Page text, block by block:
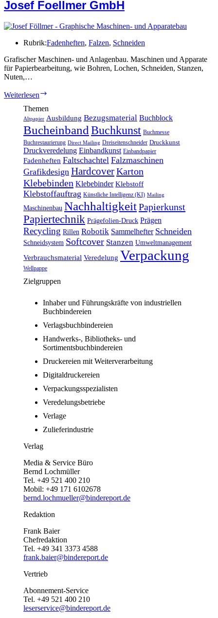
Josef Foellmer GmbH
Rubrik:Fadenheften, Falzen, Schneiden
Grafischer Maschinen- und Anlagenbau. Maschinen und Apparate
für Papierbearbeitung, wie Bohren, Lochen, Schneiden, Stanzen,
Nuten,…
Weiterlesen
GmbH
Themen
Altpapier Ausbildung Bezugsmaterial Buchblock
Bucheinband Buchkunst Buchmesse
Buchrestaurierung Direct Mailing Dreiseitenschneider Druckkunst
Druckveredelung Einbandkunst Einbandpapier
Fadenheften Faltschachtel Falzmaschinen
Grafikdesign HardcoverKarton
Klebebinden Klebebinder Klebstoff
Klebstoffauftrag Künstliche Intelligenz (KI) Mailing
Maschinenbau NachhaltigkeitPapierkunst
Papiertechnik Prägefolien-Druck Prägen
Recycling Rillen Robotik Sammelhefter Schneiden
Schneidsystem Softcover Stanzen Umweltmanagement
Verbrauchsmaterial Veredelung Verpackung
Wellpappe
Zielgruppen
Inhaber und Führungskräfte von industriellen
Buchbindereien
Verlagsbuchbindereien
Handwerks-, Bibliotheks- und
Sortimentsbuchbindereien
Druckereien mit Weiterverarbeitung
Digitaldruckereien
Verpackungsspezialisten
Veredelungsbetriebe
Verlage
Zulieferindustrie
Verlag
Media & Service Büro
Bernd Lochmüller
Tel. +49 521 400 210
Mobil: +49 171 6102678
bernd.lochmueller@bindereport.de
Redaktion
Frank Baier
Chefredaktion
Tel. +49 341 3373 4588
frank.baier@bindereport.de
Vertrieb
Abonnement-Service
Tel. +49 521 400 210
leserservice@bindereport.de